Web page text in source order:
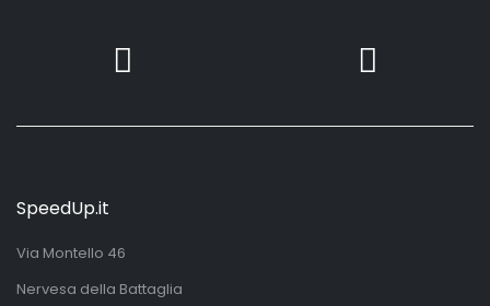
SpeedUp.it
Via Montello 46
Nervesa della Battaglia